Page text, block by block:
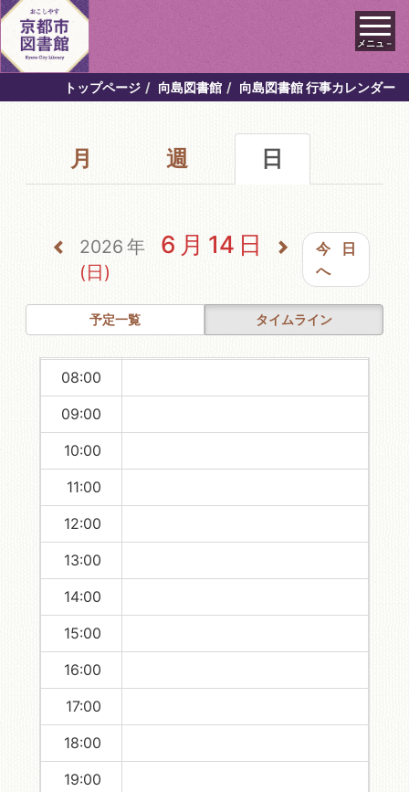
メニュ－
トップページ 向島図書館 向島図書館 行事カレンダー
月 週 日
2026年 6月14日
(日)
今日
へ
予定一覧 タイムライン
00:00
02:00
05:00
06:00
07:00
08:00
09:00
10:00
11:00
12:00
13:00
14:00
15:00
16:00
17:00
18:00
19:00